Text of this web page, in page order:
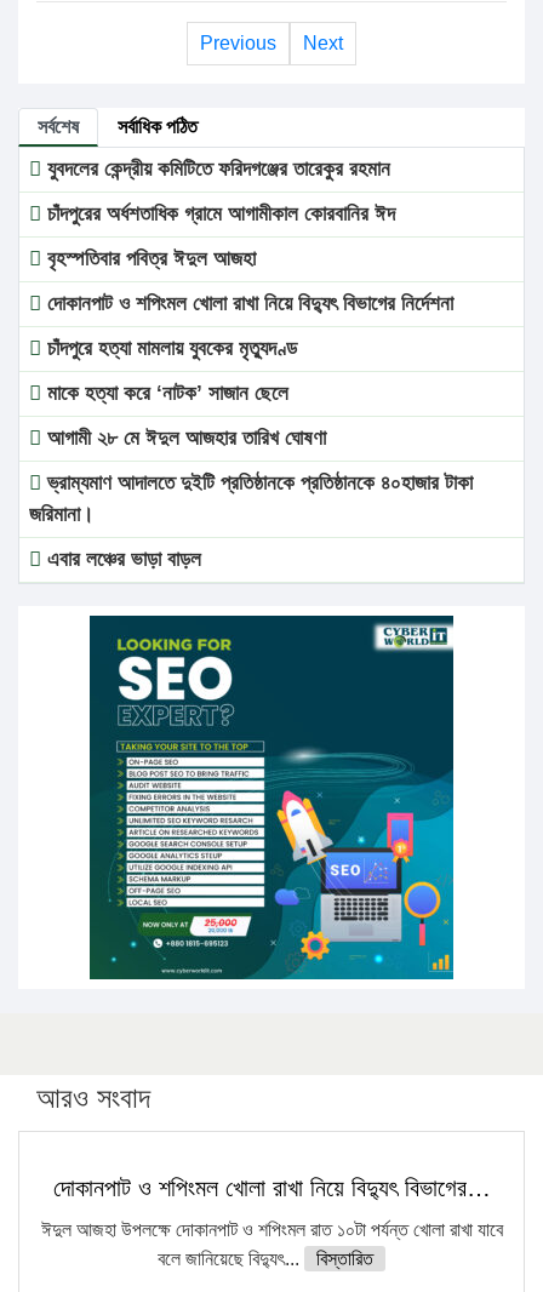
Previous Next
সর্বশেষ সর্বাধিক পঠিত
যুবদলের কেন্দ্রীয় কমিটিতে ফরিদগঞ্জের তারেকুর রহমান
চাঁদপুরের অর্ধশতাধিক গ্রামে আগামীকাল কোরবানির ঈদ
বৃহস্পতিবার পবিত্র ঈদুল আজহা
দোকানপাট ও শপিংমল খোলা রাখা নিয়ে বিদ্যুৎ বিভাগের নির্দেশনা
চাঁদপুরে হত্যা মামলায় যুবকের মৃত্যুদণ্ড
মাকে হত্যা করে ‘নাটক’ সাজান ছেলে
আগামী ২৮ মে ঈদুল আজহার তারিখ ঘোষণা
ভ্রাম্যমাণ আদালতে দুইটি প্রতিষ্ঠানকে প্রতিষ্ঠানকে ৪০হাজার টাকা
জরিমানা।
এবার লঞ্চের ভাড়া বাড়ল
১৬ মে চাঁদপুর ও ২৫ মে ফেনী সফরে যাবেন প্রধানমন্ত্রী
উচ্চশিক্ষায় গৌরবময় অর্জন: পূর্ণ স্কলারশিপে যুক্তরাষ্ট্রে পিএইচডি
করছেন কুয়েটের কৃতি…
সারা দেশে বজ্রাঘাতে ১৪ জনের প্রাণহানি
কঠোর হচ্ছে এসএসসি ও এইচএসসি পরীক্ষা
ফরিদগঞ্জে আগুনে পুড়লো ৬ ব্যবসা প্রতিষ্ঠান
আরও সংবাদ
দোকানপাট ও শপিংমল খোলা রাখা নিয়ে বিদ্যুৎ বিভাগের…
ঈদুল আজহা উপলক্ষে দোকানপাট ও শপিংমল রাত ১০টা পর্যন্ত খোলা রাখা যাবে
বলে জানিয়েছে বিদ্যুৎ...
বিস্তারিত